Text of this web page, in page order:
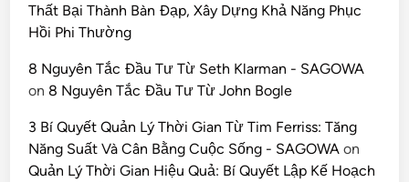
Thất Bại Thành Bàn Đạp, Xây Dựng Khả Năng Phục
Hồi Phi Thường
8 Nguyên Tắc Đầu Tư Từ Seth Klarman - SAGOWA
on 8 Nguyên Tắc Đầu Tư Từ John Bogle
3 Bí Quyết Quản Lý Thời Gian Từ Tim Ferriss: Tăng
Năng Suất Và Cân Bằng Cuộc Sống - SAGOWA on
Quản Lý Thời Gian Hiệu Quả: Bí Quyết Lập Kế Hoạch